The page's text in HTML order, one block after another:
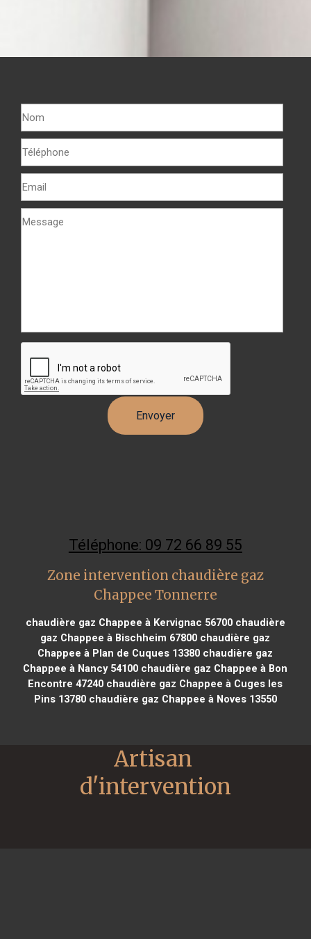
Téléphone: 09 72 66 89 55
Zone intervention chaudière gaz
Chappee Tonnerre
chaudière gaz Chappee à Kervignac 56700chaudière
gaz Chappee à Bischheim 67800 chaudière gaz
Chappee à Plan de Cuques 13380 chaudière gaz
Chappee à Nancy 54100 chaudière gaz Chappee à Bon
Encontre 47240 chaudière gaz Chappee à Cuges les
Pins 13780chaudière gaz Chappee à Noves 13550
Artisan
d'intervention